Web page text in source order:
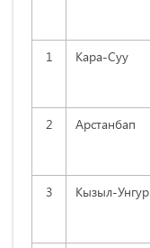
1
Кapa-Cуу
2 Apcтaнбап
3 Кызыл-Унгуp